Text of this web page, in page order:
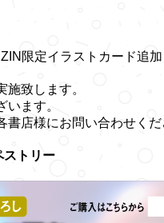
限定イラストカード追加
致します。
ます。
店様にお問い合わせくだ
ストリー